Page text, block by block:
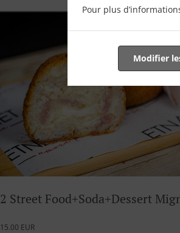
Pour plus
Modifier
2 Street Food+Soda+Dessert
15.00 EUR